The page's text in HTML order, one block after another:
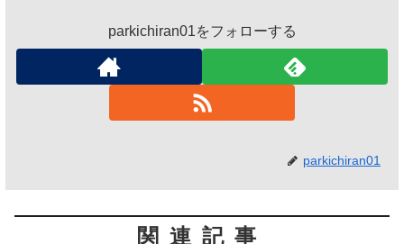
parkichiran01をフォローする
parkichiran01
関連記事